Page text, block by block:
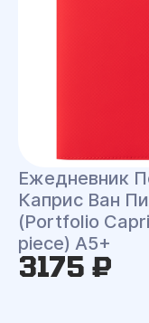
Ежедневник
Каприс Ван
(Portfolio
piece) A5+
3175 ₽